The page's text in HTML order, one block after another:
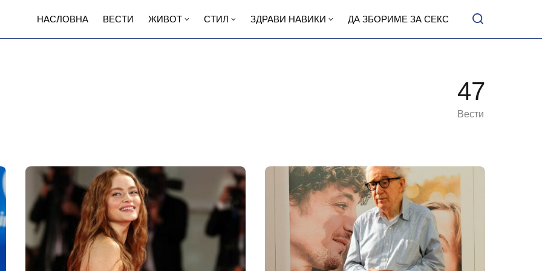
НАСЛОВНА ВЕСТИ ЖИВОТ СТИЛ ЗДРАВИ НАВИКИ ДА ЗБОРИМЕ ЗА СЕКС
47
Вести